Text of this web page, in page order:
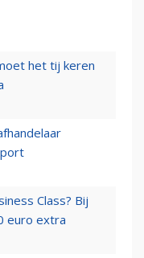
het tij keren
Class? Bij
euro extra